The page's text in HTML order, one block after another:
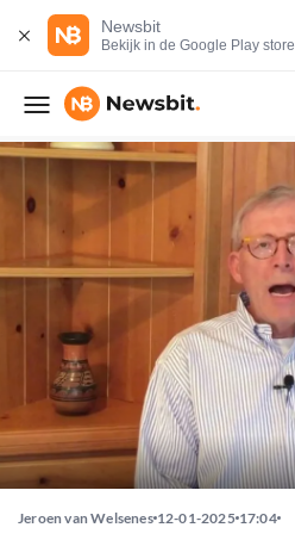
Newsbit
Bekijk in de Google Play store
Jeroen van Welsenes 12-01-2025 17:04